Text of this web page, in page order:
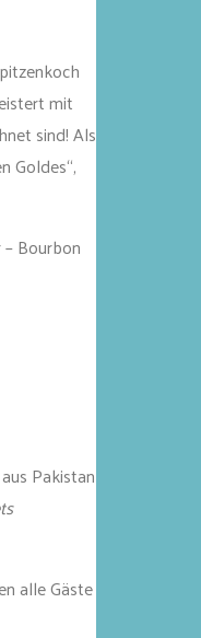
mit
sind! Als
Goldes“,
Bourbon
Pakistan
alle Gäste